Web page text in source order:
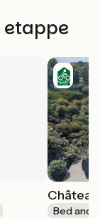
etappe
Bed and